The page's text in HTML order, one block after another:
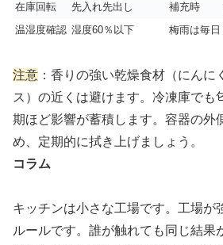
在庫回転
先入れ先出し 補充時
温湿度確認 湿度60％以下 梅雨は毎日
注意 ：香りの強い乾燥食材（にんに
ス）の近くは避けます。冷凍庫でも
期ほど影響が蓄積します。容器の外
め、定期的に拭き上げましょう。
コラム
キッチンは小さな工場です。工場が
ルールです。誰が触れても同じ結果